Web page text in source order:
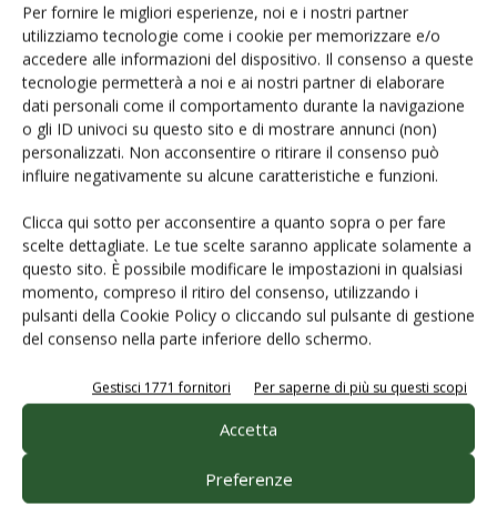
Per fornire le migliori esperienze, noi e i nostri partner
utilizziamo tecnologie come i cookie per memorizzare e/o
accedere alle informazioni del dispositivo. Il consenso a queste
tecnologie permetterà a noi e ai nostri partner di elaborare
dati personali come il comportamento durante la navigazione
o gli ID univoci su questo sito e di mostrare annunci (non)
personalizzati. Non acconsentire o ritirare il consenso può
influire negativamente su alcune caratteristiche e funzioni.
Clicca qui sotto per acconsentire a quanto sopra o per fare
scelte dettagliate. Le tue scelte saranno applicate solamente a
questo sito. È possibile modificare le impostazioni in qualsiasi
momento, compreso il ritiro del consenso, utilizzando i
pulsanti della Cookie Policy o cliccando sul pulsante di gestione
del consenso nella parte inferiore dello schermo.
Gestisci 1771 fornitori Per saperne di più su questi scopi
Accetta
Preferenze
© Tecniche Nuove Spa. Tutti i diritti riservati. Sede legale Via Eritrea 21 -
20157 Milano | Codice fiscale, Partita IVA e Iscrizione al Registro delle
imprese di Milano: 00753480151
Homepage
Servizi per
Edagricole